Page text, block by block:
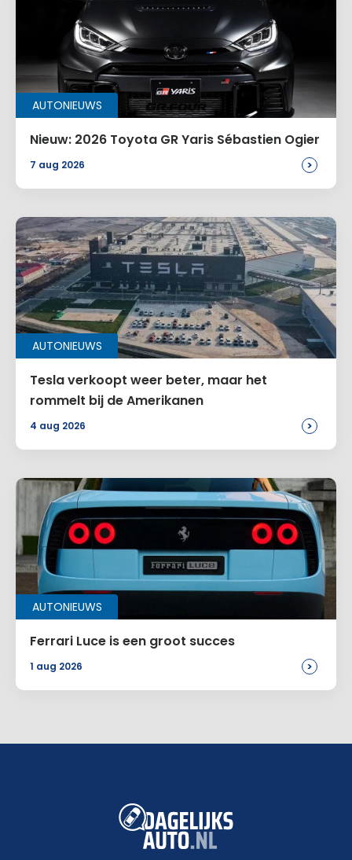
Voeg een reactie toe
Alternative:
AUTONIEUWS
Nieuw: 2026 Toyota GR Yaris Sébastien Ogier
7 aug 2026 >
AUTONIEUWS
Tesla verkoopt weer beter, maar het
rommelt bij de Amerikanen
4 aug 2026 >
AUTONIEUWS
Ferrari Luce is een groot succes
1 aug 2026 >